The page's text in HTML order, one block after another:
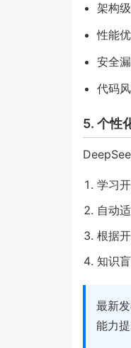
架构
性能
安全
代码
5. 个性
学习
自动
根据
知识
最新
能力